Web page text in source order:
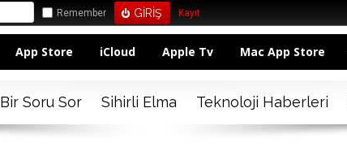
Remember Kayıt
App Store iCloud Apple Tv Mac App Store
Bir Soru Sor Sihirli Elma Teknoloji Haberleri